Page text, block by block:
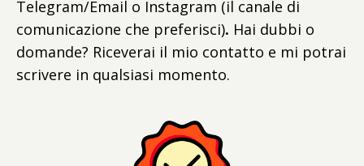
Telegram/Email o Instagram (il canale di
comunicazione che preferisci). Hai dubbi o
domande? Riceverai il mio contatto e mi potrai
scrivere in qualsiasi momento.